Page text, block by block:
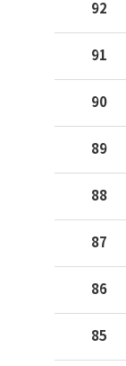
92
91
90
89
88
87
86
85